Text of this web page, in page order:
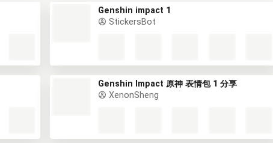
Genshin impact 1
StickersBot
Genshin Impact 原神 表情包 1 分享
XenonSheng